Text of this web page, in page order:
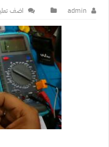
admin اضف